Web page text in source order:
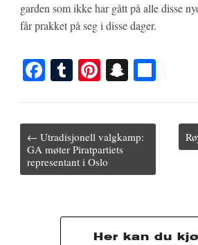
garden som ikke har gått på alle disse
får prakket på seg i disse dager.
Fa
ok
T
bl
r
Pi
es
t
S
ha
S
Post
navigation
← Utradisjonell valgkamp:
GA møter Piratpartiets
representant i Oslo
Her kan du